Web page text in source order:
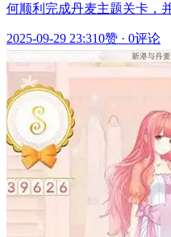
何顺利完成丹麦主题关卡，
2025-09-29 23:310赞 · 0评论